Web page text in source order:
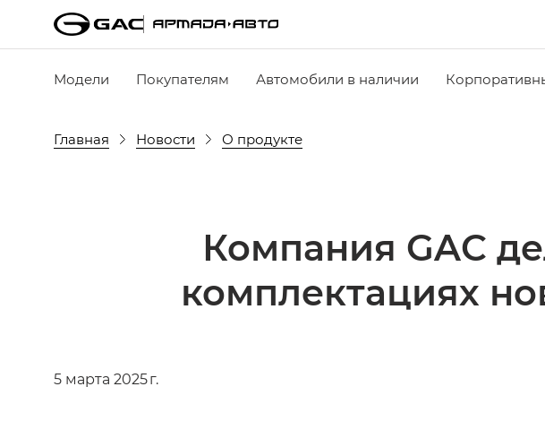
Модели Покупателям Автомобили в наличии
Главная Новости О продукте
Компания GAC
комплектациях
5 марта 2025 г.